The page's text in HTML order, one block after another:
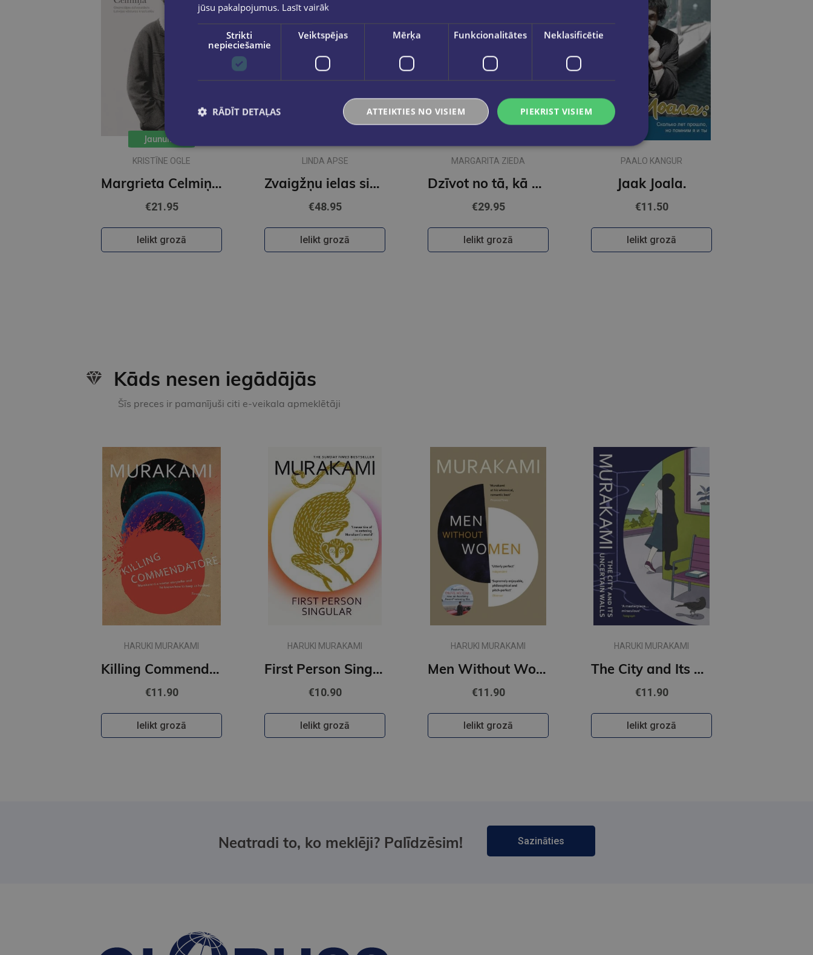
Jaunums
KRISTĪNE OGLE
Margrieta Celmiņa. Gleznotājas dzīvesstāsts Latvijas vēstures krustcelēs
€21.95
Ielikt grozā
LINDA APSE
Zvaigžņu ielas simfonija. Imants Kalniņš
€48.95
Ielikt grozā
MARGARITA ZIEDA
Dzīvot no tā, kā nav. Kārlis Auškāps
€29.95
Ielikt grozā
PAALO KANGUR
Jaak Joala.
€11.50
Ielikt grozā
Kāds nesen iegādājās
Šīs preces ir pamanījuši citi e-veikala apmeklētāji
HARUKI MURAKAMI
Killing Commendatore
€11.90
Ielikt grozā
HARUKI MURAKAMI
First Person Singular : mind-bending new collection of short stories
€10.90
Ielikt grozā
HARUKI MURAKAMI
Men Without Women
€11.90
Ielikt grozā
HARUKI MURAKAMI
The City and Its Uncertain Walls (paperback, s)
€11.90
Ielikt grozā
Neatradi to, ko meklēji? Palīdzēsim! Sazināties
jūsu pakalpojumus. Lasīt vairāk
Strikti
nepieciešamie
Veiktspējas Mērķa Funkcionalitātes Neklasificētie
PIEKRIST VISIEM
ATTEIKTIES NO VISIEM
RĀDĪT DETAĻAS